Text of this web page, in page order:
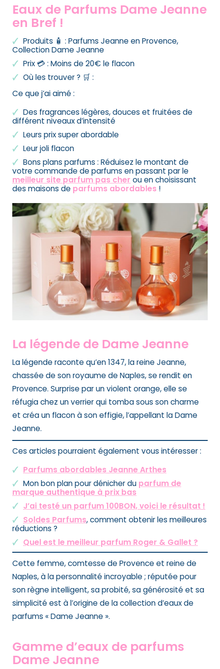
Eaux de Parfums Dame Jeanne
en Bref !
Produits 🧴 : Parfums Jeanne en Provence,
Collection Dame Jeanne
Prix 💳 : Moins de 20€ le flacon
Où les trouver ? 🛒 :
Ce que j’ai aimé :
Des fragrances légères, douces et fruitées de
différent niveaux d’intensité
Leurs prix super abordable
Leur joli flacon
Bons plans parfums : Réduisez le montant de
votre commande de parfums en passant par le
meilleur site parfum pas cher ou en choisissant
des maisons de parfums abordables !
La légende de Dame Jeanne
La légende raconte qu’en 1347, la reine Jeanne,
chassée de son royaume de Naples, se rendit en
Provence. Surprise par un violent orange, elle se
réfugia chez un verrier qui tomba sous son charme
et créa un flacon à son effigie, l’appellant la Dame
Jeanne.
Ces articles pourraient également vous intéresser :
Parfums abordables Jeanne Arthes
Mon bon plan pour dénicher du parfum de
marque authentique à prix bas
J’ai testé un parfum 100BON, voici le résultat !
Soldes Parfums, comment obtenir les meilleures
réductions ?
Quel est le meilleur parfum Roger & Gallet ?
Cette femme, comtesse de Provence et reine de
Naples, à la personnalité incroyable ; réputée pour
son règne intelligent, sa probité, sa générosité et sa
simplicité est à l’origine de la collection d’eaux de
parfums « Dame Jeanne ».
Gamme d’eaux de parfums
Dame Jeanne